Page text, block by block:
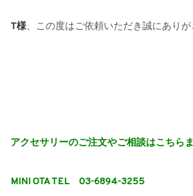
T様、この度はご依頼いただき誠にありが
アクセサリーのご注文やご相談はこちらま
MINI OTA TEL 03-6894-3255